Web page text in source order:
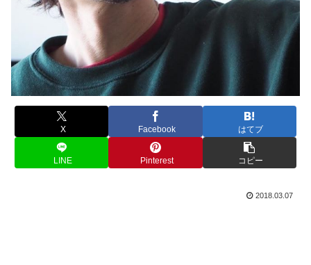
X Facebook はてブ
LINE Pinterest コピー
2018.03.07